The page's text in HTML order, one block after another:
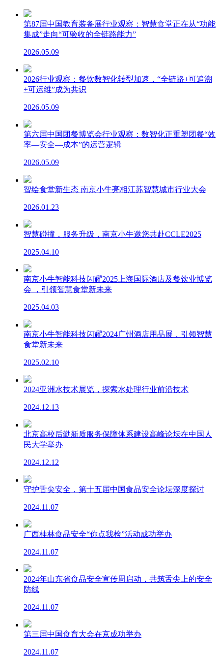
第87届中国教育装备展行业观察：智慧食堂正在从“功能
集成”走向“可验收的全链路能力”
2026.05.09
2026行业观察：餐饮数智化转型加速，“全链路+可追溯
+可运维”成为共识
2026.05.09
第六届中国团餐博览会行业观察：数智化正重塑团餐“效
率—安全—成本”的运营逻辑
2026.05.09
智绘食堂新生态 南京小牛亮相江苏智慧城市行业大会
2026.01.23
智慧碰撞，服务升级，南京小牛邀您共赴CCLE2025
2025.04.10
南京小牛智能科技闪耀2025上海国际酒店及餐饮业博览
会 ，引领智慧食堂新未来
2025.04.03
南京小牛智能科技闪耀2024广州酒店用品展，引领智慧
食堂新未来
2025.02.10
2024亚洲水技术展览，探索水处理行业前沿技术
2024.12.13
北京高校后勤新质服务保障体系建设高峰论坛在中国人
民大学举办
2024.12.12
守护舌尖安全，第十五届中国食品安全论坛深度探讨
2024.11.07
广西桂林食品安全“你点我检”活动成功举办
2024.11.07
2024年山东省食品安全宣传周启动，共筑舌尖上的安全
防线
2024.11.07
第三届中国食育大会在京成功举办
2024.11.07